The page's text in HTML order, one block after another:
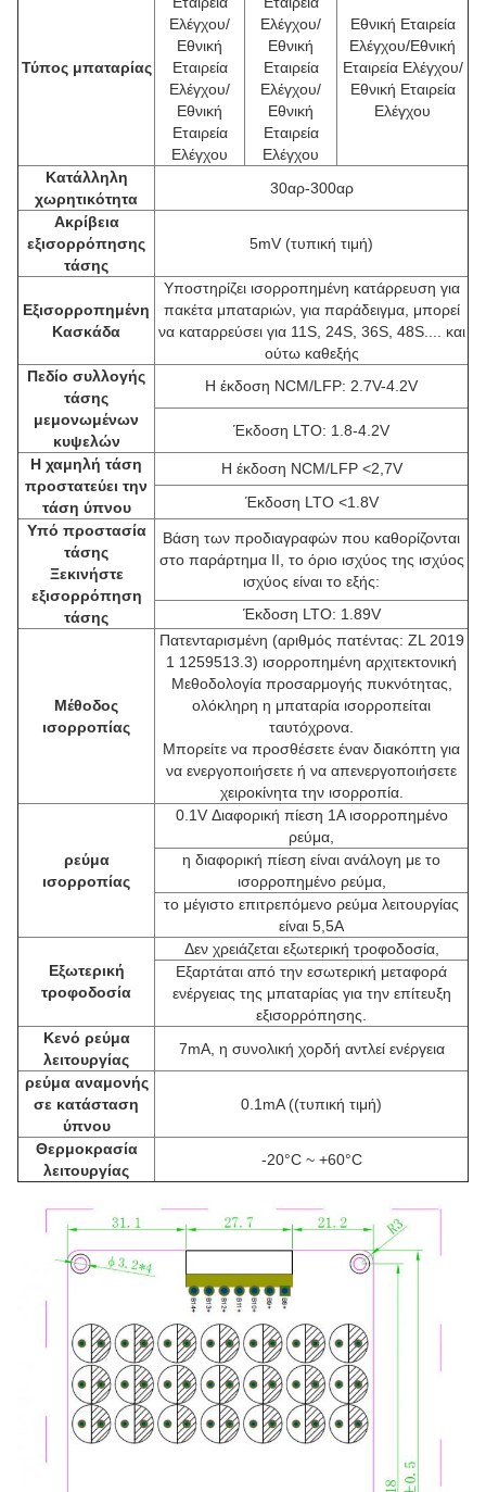
Τύπος μπαταρίας
Ελέγχου/
Εθνική
Εταιρεία
Ελέγχου/
Εθνική
Εταιρεία
Ελέγχου
Ελέγχου/
Εθνική
Εταιρεία
Ελέγχου/
Εθνική
Εταιρεία
Ελέγχου
Εθνική Εταιρεία
Ελέγχου/Εθνική
Εταιρεία Ελέγχου/
Εθνική Εταιρεία
Ελέγχου
Κατάλληλη
χωρητικότητα
30αρ-300αρ
Ακρίβεια
εξισορρόπησης
τάσης
5mV (τυπική τιμή)
Εξισορροπημένη
Κασκάδα
Υποστηρίζει ισορροπημένη κατάρρευση για
πακέτα μπαταριών, για παράδειγμα, μπορεί
να καταρρεύσει για 11S, 24S, 36S, 48S.... και
ούτω καθεξής
Πεδίο συλλογής
τάσης
μεμονωμένων
κυψελών
Η έκδοση NCM/LFP: 2.7V-4.2V
Έκδοση LTO: 1.8-4.2V
Η χαμηλή τάση
προστατεύει την
τάση ύπνου
Η έκδοση NCM/LFP <2,7V
Έκδοση LTO <1.8V
Υπό προστασία
τάσης
Ξεκινήστε
εξισορρόπηση
τάσης
Βάση των προδιαγραφών που καθορίζονται
στο παράρτημα II, το όριο ισχύος της ισχύος
ισχύος είναι το εξής:
Έκδοση LTO: 1.89V
Μέθοδος
ισορροπίας
Πατενταρισμένη (αριθμός πατέντας: ZL 2019
1 1259513.3) ισορροπημένη αρχιτεκτονική
Μεθοδολογία προσαρμογής πυκνότητας,
ολόκληρη η μπαταρία ισορροπείται
ταυτόχρονα.
Μπορείτε να προσθέσετε έναν διακόπτη για
να ενεργοποιήσετε ή να απενεργοποιήσετε
χειροκίνητα την ισορροπία.
ρεύμα
ισορροπίας
0.1V Διαφορική πίεση 1A ισορροπημένο
ρεύμα,
η διαφορική πίεση είναι ανάλογη με το
ισορροπημένο ρεύμα,
το μέγιστο επιτρεπόμενο ρεύμα λειτουργίας
είναι 5,5A
Εξωτερική
τροφοδοσία
Δεν χρειάζεται εξωτερική τροφοδοσία,
Εξαρτάται από την εσωτερική μεταφορά
ενέργειας της μπαταρίας για την επίτευξη
εξισορρόπησης.
Κενό ρεύμα
λειτουργίας
7mA, η συνολική χορδή αντλεί ενέργεια
ρεύμα αναμονής
σε κατάσταση
ύπνου
0.1mA ((τυπική τιμή)
Θερμοκρασία
λειτουργίας
-20°C ~ +60°C